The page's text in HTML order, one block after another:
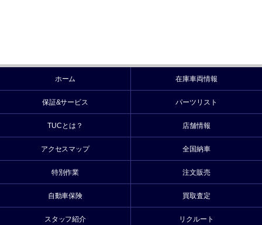
ホーム 在庫車両情報
保証&サービス パーツリスト
TUCとは？ 店舗情報
アクセスマップ 全国納車
特別作業 注文販売
自動車保険 買取査定
スタッフ紹介 リクルート